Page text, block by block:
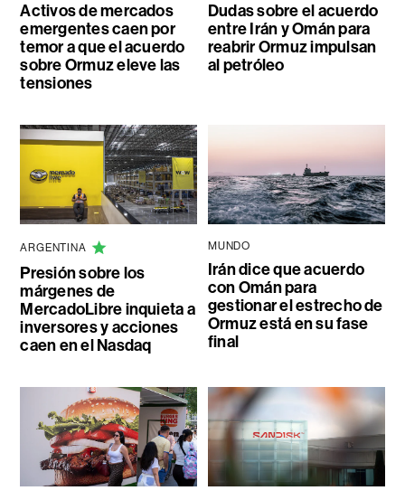
Activos de mercados
emergentes caen por
temor a que el acuerdo
sobre Ormuz eleve las
tensiones
Dudas sobre el acuerdo
entre Irán y Omán para
reabrir Ormuz impulsan
al petróleo
ARGENTINA
Presión sobre los
márgenes de
MercadoLibre inquieta a
inversores y acciones
caen en el Nasdaq
MUNDO
Irán dice que acuerdo
con Omán para
gestionar el estrecho de
Ormuz está en su fase
final